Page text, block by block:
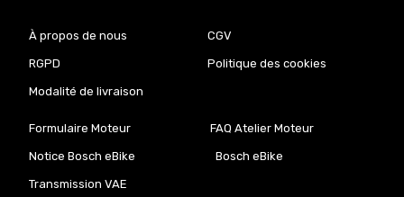
À propos de nous CGV
RGPD Politique des cookies
Modalité de livraison
Formulaire Moteur FAQ Atelier Moteur
Notice Bosch eBike Bosch eBike
Transmission VAE